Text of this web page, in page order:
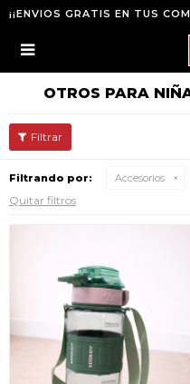
¡¡ENVIOS GRATIS EN TUS

OTROS PARA
Filtrando por: Accesorios
Quitar filtros